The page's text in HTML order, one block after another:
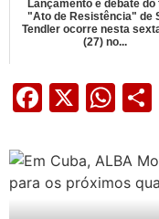
Lançamento e debate do
"Ato de Resistência" de
Tendler ocorre nesta
(27) no...
Facebook
X